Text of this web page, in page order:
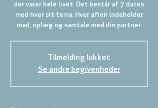
der varer hele livet. Det består af 7 dates
med hver sit tema. Hver aften indeholder
mad, oplæg og samtale med din partner.
Tilmelding lukket
Se andre begivenheder